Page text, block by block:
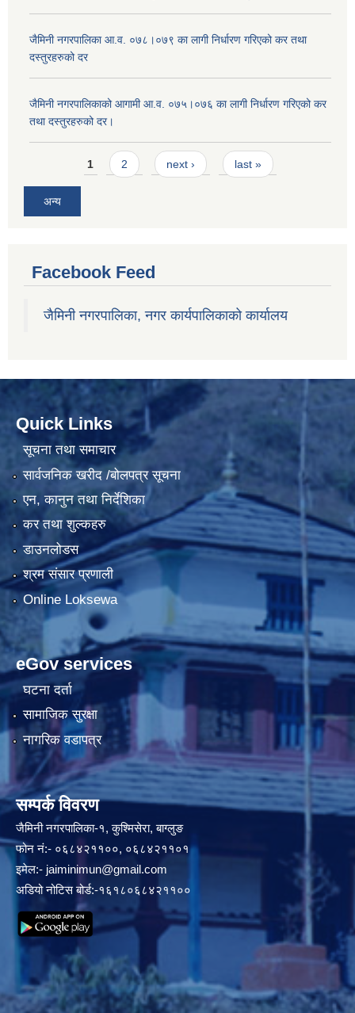
जैमिनी नगरपालिका आ.व. ०७८।०७९ का लागी निर्धारण गरिएको कर तथा
दस्तुरहरुको दर
जैमिनी नगरपालिकाको आगामी आ.व. ०७५।०७६ का लागी निर्धारण गरिएको कर
तथा दस्तुरहरुको दर।
Pages1 2 next › last »
अन्य
Facebook Feed
जैमिनी नगरपालिका, नगर कार्यपालिकाको कार्यालय
Quick Links
सूचना तथा समाचार
सार्वजनिक खरीद /बोलपत्र सूचना
एन, कानुन तथा निर्देशिका
कर तथा शुल्कहरु
डाउनलोडस
श्रम संसार प्रणाली
Online Loksewa
eGov services
घटना दर्ता
सामाजिक सुरक्षा
नागरिक वडापत्र
सम्पर्क विवरण
जैमिनी नगरपालिका-१, कुश्मिसेरा, बाग्लुङ
फोन नं:- ०६८४२११००, ०६८४२११०१
इमेल:- jaiminimun@gmail.com
अडियो नोटिस बोर्ड:-१६१८०६८४२११००